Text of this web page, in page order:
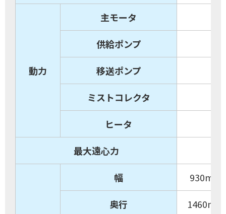
動力
主モータ
供給ポンプ
移送ポンプ
ミストコレクタ
ヒータ
最大遠心力
幅 930mm
奥行 1460mm